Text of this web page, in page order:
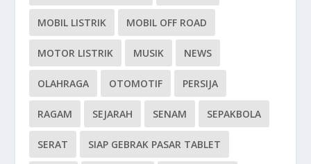
MOBIL LISTRIK MOBIL OFF ROAD
MOTOR LISTRIK MUSIK NEWS
OLAHRAGA OTOMOTIF PERSIJA
RAGAM SEJARAH SENAM SEPAKBOLA
SERAT SIAP GEBRAK PASAR TABLET